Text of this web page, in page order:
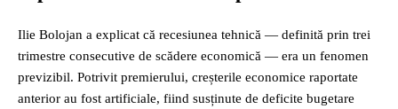
Ilie Bolojan a explicat că recesiunea tehnică — definită prin trei
trimestre consecutive de scădere economică — era un fenomen
previzibil. Potrivit premierului, creșterile economice raportate
anterior au fost artificiale, fiind susținute de deficite bugetare